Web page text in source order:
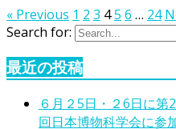
« Previous 1 2 3 45 6 … 24
Search for:
最近の投稿
６月２5日・２6日に第
回日本博物科学会に参